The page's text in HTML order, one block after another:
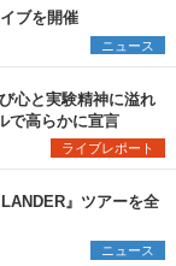
ブを開催
ニュース
心と実験精神に溢れ
で高らかに宣言
ライブレポート
』ツアーを全
ニュース